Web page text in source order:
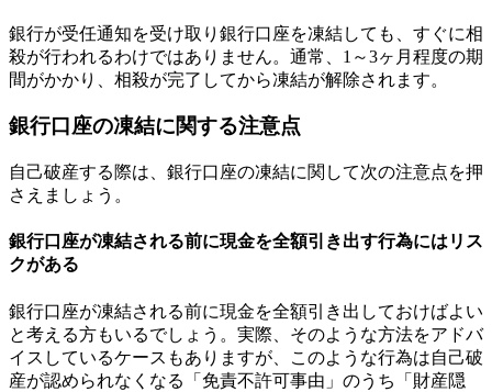
銀行が受任通知を受け取り銀行口座を凍結しても、すぐに相
殺が行われるわけではありません。通常、1～3ヶ月程度の期
間がかかり、相殺が完了してから凍結が解除されます。
銀行口座の凍結に関する注意点
自己破産する際は、銀行口座の凍結に関して次の注意点を押
さえましょう。
銀行口座が凍結される前に現金を全額引き出す行為にはリス
クがある
銀行口座が凍結される前に現金を全額引き出しておけばよい
と考える方もいるでしょう。実際、そのような方法をアドバ
イスしているケースもありますが、このような行為は自己破
産が認められなくなる「免責不許可事由」のうち「財産隠